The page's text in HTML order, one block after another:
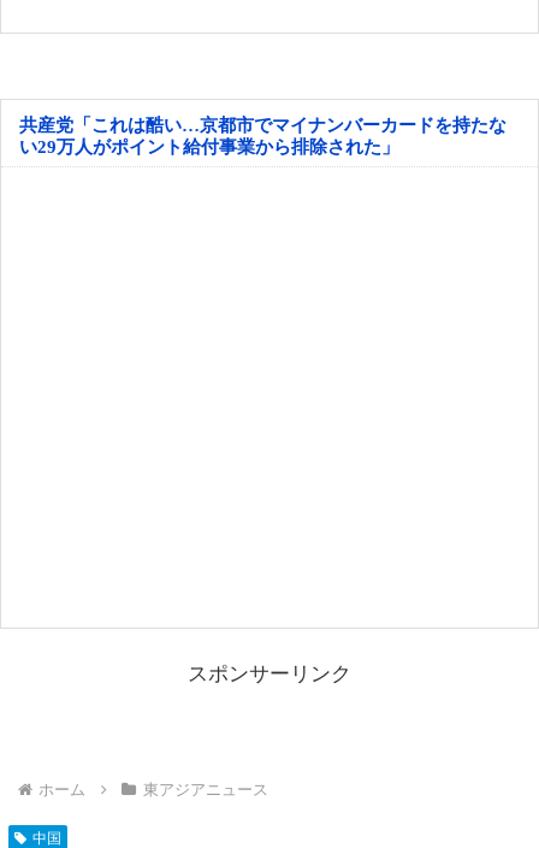
共産党「これは酷い…京都市でマイナンバーカードを持たな
い29万人がポイント給付事業から排除された」
スポンサーリンク
ホーム 東アジアニュース
中国